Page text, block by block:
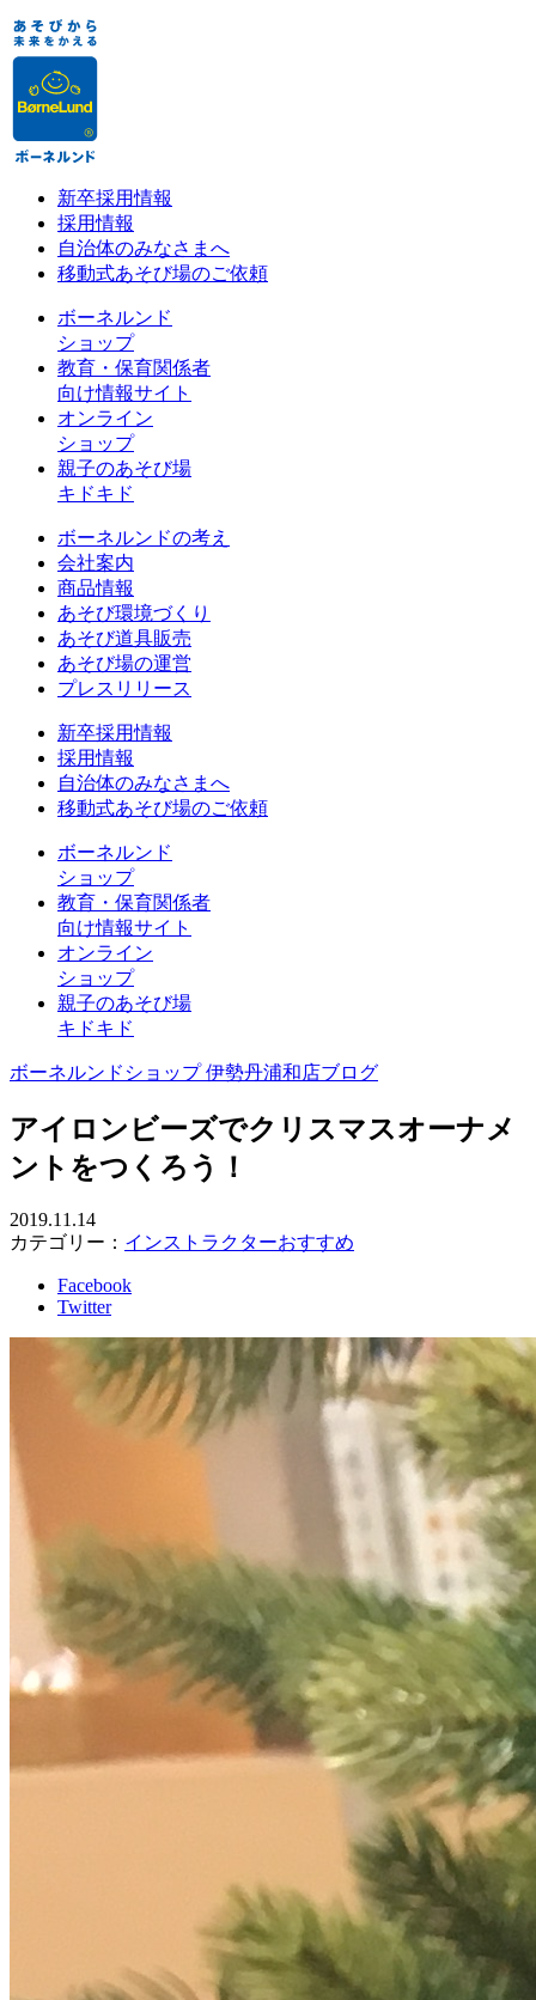
新卒採用情報
採用情報
自治体のみなさまへ
移動式あそび場のご依頼
ボーネルンド
ショップ
教育・保育関係者
向け情報サイト
オンライン
ショップ
親子のあそび場
キドキド
ボーネルンドの考え
会社案内
商品情報
あそび環境づくり
あそび道具販売
あそび場の運営
プレスリリース
新卒採用情報
採用情報
自治体のみなさまへ
移動式あそび場のご依頼
ボーネルンド
ショップ
教育・保育関係者
向け情報サイト
オンライン
ショップ
親子のあそび場
キドキド
ボーネルンドショップ 伊勢丹浦和店ブログ
アイロンビーズでクリスマスオーナメ
ントをつくろう！
2019.11.14
カテゴリー： インストラクターおすすめ
Facebook
Twitter